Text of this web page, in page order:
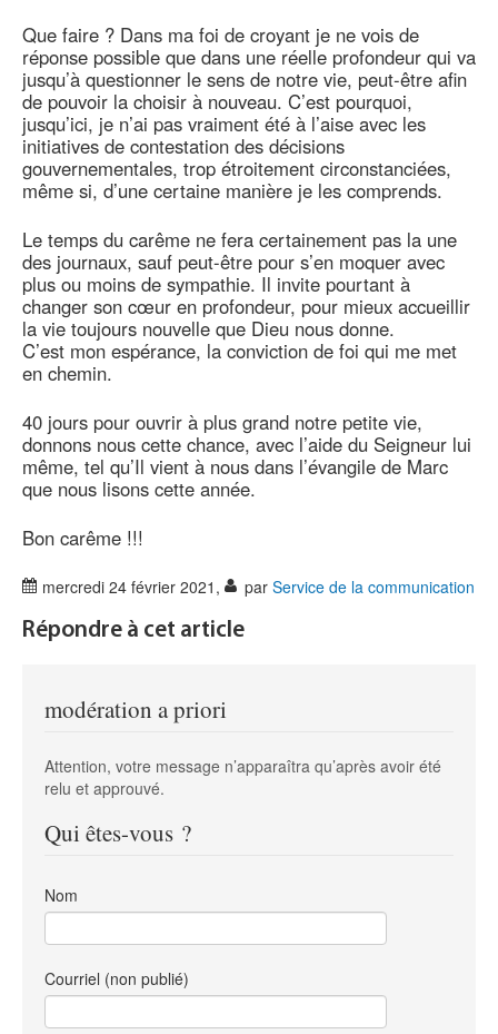
Que faire ? Dans ma foi de croyant je ne vois de
réponse possible que dans une réelle profondeur qui va
jusqu’à questionner le sens de notre vie, peut-être afin
de pouvoir la choisir à nouveau. C’est pourquoi,
jusqu’ici, je n’ai pas vraiment été à l’aise avec les
initiatives de contestation des décisions
gouvernementales, trop étroitement circonstanciées,
même si, d’une certaine manière je les comprends.
Le temps du carême ne fera certainement pas la une
des journaux, sauf peut-être pour s’en moquer avec
plus ou moins de sympathie. Il invite pourtant à
changer son cœur en profondeur, pour mieux accueillir
la vie toujours nouvelle que Dieu nous donne.
C’est mon espérance, la conviction de foi qui me met
en chemin.
40 jours pour ouvrir à plus grand notre petite vie,
donnons nous cette chance, avec l’aide du Seigneur lui
même, tel qu’Il vient à nous dans l’évangile de Marc
que nous lisons cette année.
Bon carême !!!
mercredi 24 février 2021 , par Service de la communication
Répondre à cet article
modération a priori
Attention, votre message n’apparaîtra qu’après avoir été
relu et approuvé.
Qui êtes-vous ?
Nom
Courriel (non publié)